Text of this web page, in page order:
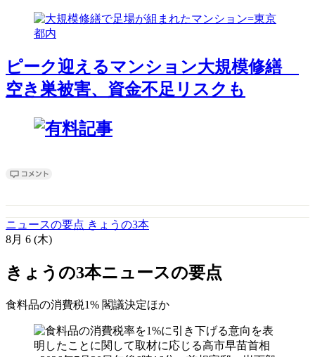
ピーク迎えるマンション大規模修繕
空き巣被害、資金不足リスクも
ニュースの要点 きょうの3本
8月 6 (木)
きょうの3本ニュースの要点
食料品の消費税1% 閣議決定ほか